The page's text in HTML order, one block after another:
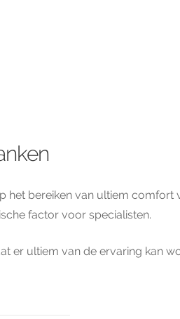
het bereiken van ultiem comfort
factor voor specialisten.
er ultiem van de ervaring kan